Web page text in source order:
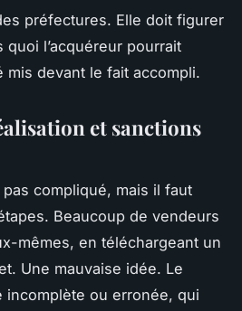
préfectures. Elle doit figurer
l’acquéreur pourrait
mis devant le fait accompli.
et sanctions
pas compliqué, mais il faut
Beaucoup de vendeurs
mêmes, en téléchargeant un
Une mauvaise idée. Le
incomplète ou erronée, qui